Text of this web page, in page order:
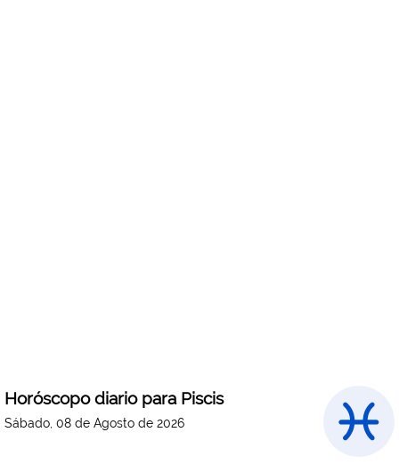
Horóscopo diario para Piscis
Sábado, 08 de Agosto de 2026